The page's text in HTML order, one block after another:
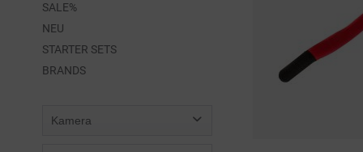
SALE%
NEU
STARTER SETS
BRANDS
Kamera